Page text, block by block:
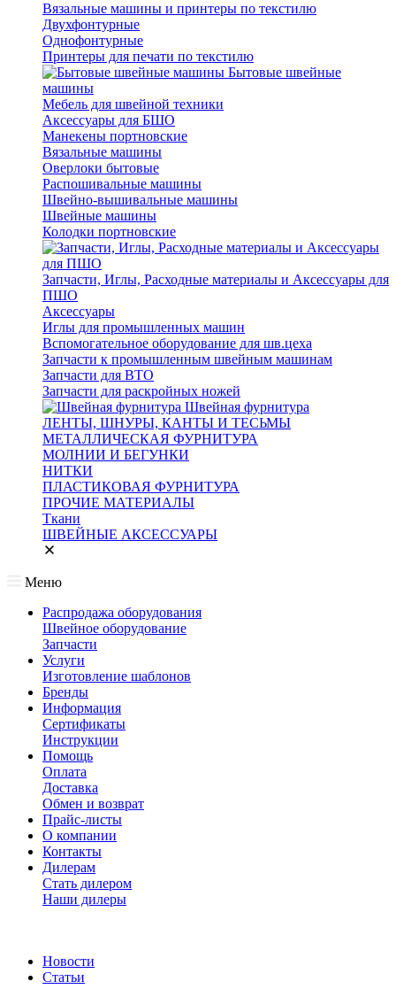
Вязальные машины и принтеры по текстилю
Двухфонтурные
Однофонтурные
Принтеры для печати по текстилю
Бытовые швейные
машины
Мебель для швейной техники
Аксессуары для БШО
Манекены портновские
Вязальные машины
Оверлоки бытовые
Распошивальные машины
Швейно-вышивальные машины
Швейные машины
Колодки портновские
Запчасти, Иглы, Расходные материалы и Аксессуары для
ПШО
Аксессуары
Иглы для промышленных машин
Вспомогательное оборудование для шв.цеха
Запчасти к промышленным швейным машинам
Запчасти для ВТО
Запчасти для раскройных ножей
Швейная фурнитура
ЛЕНТЫ, ШНУРЫ, КАНТЫ И ТЕСЬМЫ
МЕТАЛЛИЧЕСКАЯ ФУРНИТУРА
МОЛНИИ И БЕГУНКИ
НИТКИ
ПЛАСТИКОВАЯ ФУРНИТУРА
ПРОЧИЕ МАТЕРИАЛЫ
Ткани
ШВЕЙНЫЕ АКСЕССУАРЫ
Меню
Распродажа оборудования
Швейное оборудование
Запчасти
Услуги
Изготовление шаблонов
Бренды
Информация
Сертификаты
Инструкции
Помощь
Оплата
Доставка
Обмен и возврат
Прайс-листы
О компании
Контакты
Дилерам
Стать дилером
Наши дилеры
Новости
Статьи